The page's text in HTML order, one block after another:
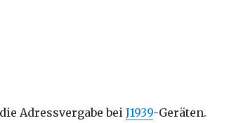
Adressvergabe bei J1939-Geräten.